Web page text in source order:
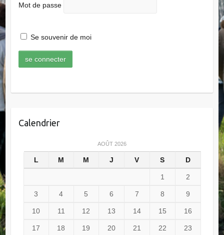
Mot de passe
Se souvenir de moi
Calendrier
AOÛT 2026
L M M J V S D
1 2
3 4 5 6 7 8 9
10 11 12 13 14 15 16
17 18 19 20 21 22 23